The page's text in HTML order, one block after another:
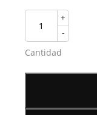
+
-
Cantidad